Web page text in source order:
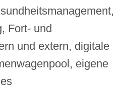
Fort- und
und extern, digitale
eigene